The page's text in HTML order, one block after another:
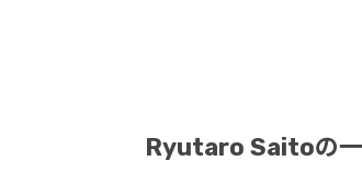
Ryutaro Saitoの